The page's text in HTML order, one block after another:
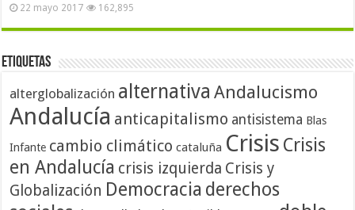
22 mayo 2017 162,895
Etiquetas
alterglobalización alternativa Andalucismo
Andalucía anticapitalismo antisistema Blas
Infante cambio climático cataluña Crisis Crisis
en Andalucía crisis izquierda Crisis y
Globalización Democracia derechos